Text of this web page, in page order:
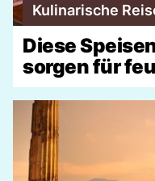
Kulinarische
Diese
sorgen für